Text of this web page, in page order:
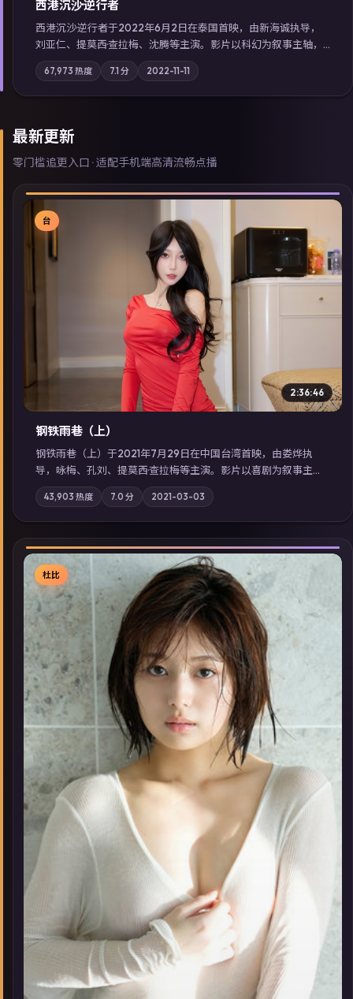
西港沉沙·逆行者
西港沉沙·逆行者于2022年6月2日在泰国首映，由新海诚执导，
刘亚仁、提莫西·查拉梅、沈腾等主演。影片以科幻为叙事主轴，
失踪人口档案牵出跨国灰色产业链；摄影与配乐强化地域气质；
站内亦可通过「国产免费观看高清电视剧在线看」延展检索同类
型高分佳作，畅享高清在线追剧体验。
67,973 热度 7.1分 2022-11-11
最新更新
零门槛追更入口 · 适配手机端高清流畅点播
▶
台
2:36:46
钢铁雨巷（上）
钢铁雨巷（上）于2021年7月29日在中国台湾首映，由娄烨执
导，咏梅、孔刘、提莫西·查拉梅等主演。影片以喜剧为叙事主
轴，一次普通通勤演变成全城关注的生死营救；摄影与配乐强化
地域气质；站内亦可通过「国产免费观看高清电视剧在线看」延
展检索同类型高分佳作，畅享高清在线追剧体验。
43,903 热度 7.0 分 2021-03-03
▶
杜比